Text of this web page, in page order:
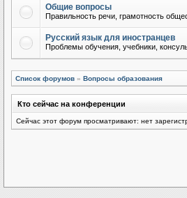
Общие вопросы
Правильность речи, грамотность
Русский язык для иностранцев
Проблемы обучения, учебники,
Список форумов » Вопросы образования
Кто сейчас на конференции
Сейчас этот форум просматривают: нет